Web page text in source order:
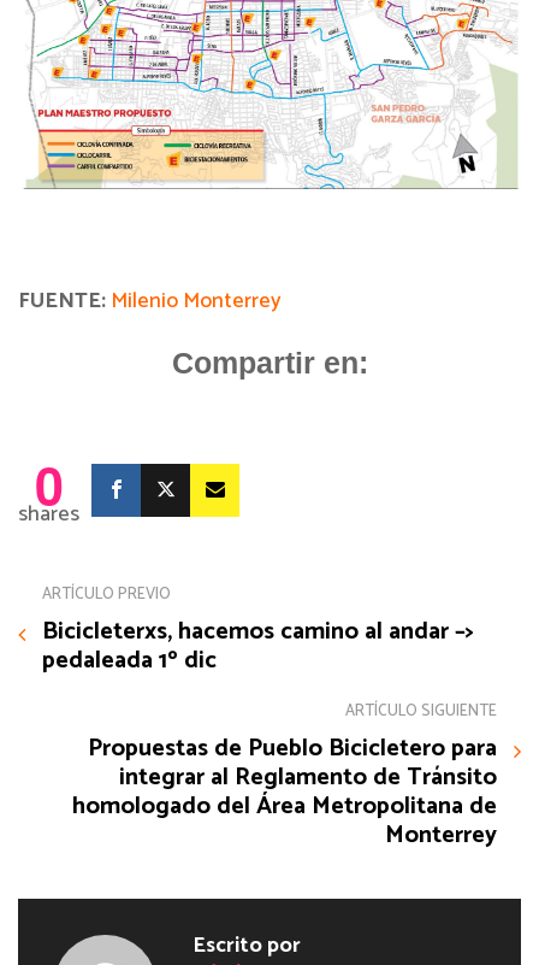
FUENTE: Milenio Monterrey
Compartir en:
0
shares
ARTÍCULO PREVIO
Bicicleterxs, hacemos camino al andar –>
pedaleada 1º dic
ARTÍCULO SIGUIENTE
Propuestas de Pueblo Bicicletero para
integrar al Reglamento de Tránsito
homologado del Área Metropolitana de
Monterrey
Escrito por